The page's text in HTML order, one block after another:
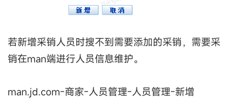
若新增采销人员时搜不到需要添加的采销，需要采
销在man端进行人员信息维护。
man.jd.com-商家-人员管理-人员管理-新增